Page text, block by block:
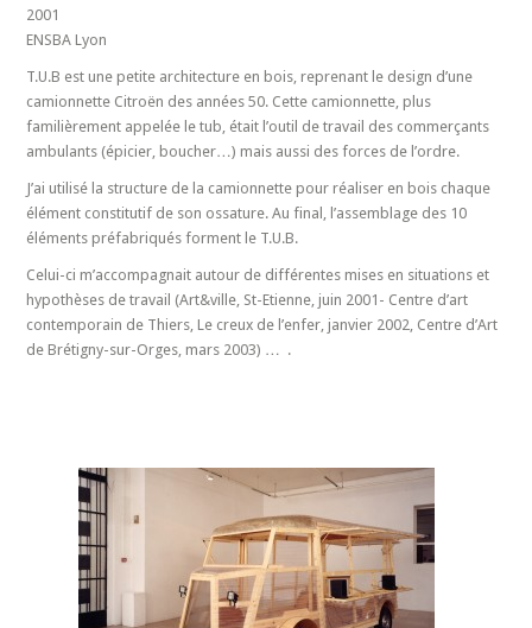
2001
ENSBA Lyon
T.U.B est une petite architecture en bois, reprenant le design d’une
camionnette Citroën des années 50. Cette camionnette, plus
familièrement appelée le tub, était l’outil de travail des commerçants
ambulants (épicier, boucher…) mais aussi des forces de l’ordre.
J’ai utilisé la structure de la camionnette pour réaliser en bois chaque
élément constitutif de son ossature. Au final, l’assemblage des 10
éléments préfabriqués forment le T.U.B.
Celui-ci m’accompagnait autour de différentes mises en situations et
hypothèses de travail (Art&ville, St-Etienne, juin 2001- Centre d’art
contemporain de Thiers, Le creux de l’enfer, janvier 2002, Centre d’Art
de Brétigny-sur-Orges, mars 2003) … .